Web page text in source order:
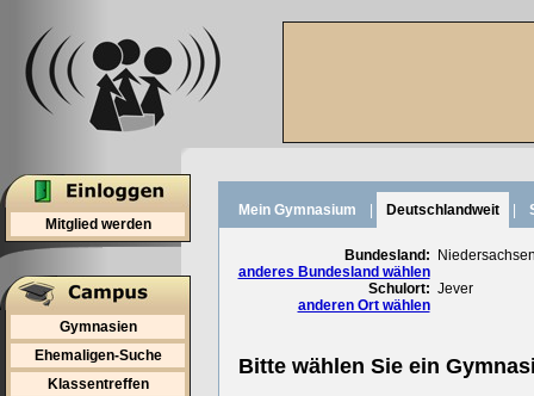
Mitglied werden
Gymnasien
Ehemaligen-Suche
Klassentreffen
Mein Gymnasium Deutschlandweit
Bundesland:
anderes Bundesland wählen
Schulort:
anderen Ort wählen
Jever
Bitte wählen Sie ein